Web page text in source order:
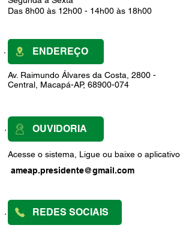
Das 8h00 às 12h00 - 14h00 às 18h00
Av. Raimundo Álvares da Costa, 2800 -
Central, Macapá-AP, 68900-074
ENDEREÇO
Acesse o sistema, Ligue ou baixe o aplicativo
ameap.presidente@gmail.com
OUVIDORIA
REDES SOCIAIS